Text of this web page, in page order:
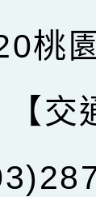
桃
【